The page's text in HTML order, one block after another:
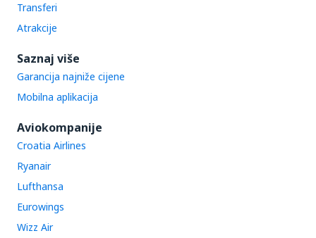
Transferi
Atrakcije
Saznaj više
Garancija najniže cijene
Mobilna aplikacija
Aviokompanije
Croatia Airlines
Ryanair
Lufthansa
Eurowings
Wizz Air